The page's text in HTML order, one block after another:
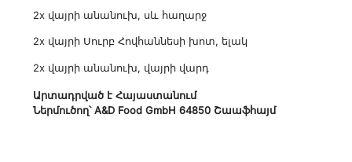
2x վայրի անանուխ, սև հաղարջ
2x վայրի Սուրբ Հովհաննեսի խոտ, ելակ
2x վայրի անանուխ, վայրի վարդ
Արտադրված է Հայաստանում
Ներմուծող՝ A&D Food GmbH 64850 Շաաֆհայմ